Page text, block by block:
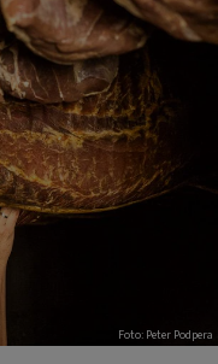
Foto: Peter Podpera